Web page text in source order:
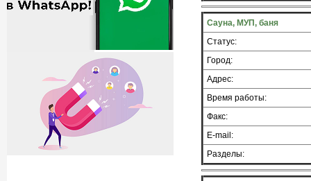
Сауна, МУП, баня
Статус:
Город:
Адрес:
Время работы:
Факс:
E-mail:
Разделы: